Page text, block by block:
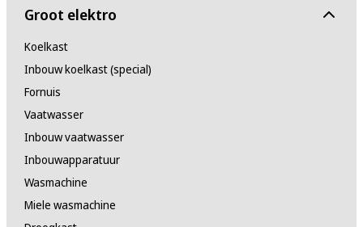
Groot elektro
Koelkast
Inbouw koelkast (special)
Fornuis
Vaatwasser
Inbouw vaatwasser
Inbouwapparatuur
Wasmachine
Miele wasmachine